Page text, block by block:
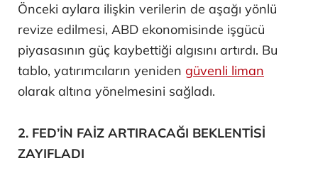
Önceki aylara ilişkin verilerin de aşağı yönlü
revize edilmesi, ABD ekonomisinde işgücü
piyasasının güç kaybettiği algısını artırdı. Bu
tablo, yatırımcıların yeniden güvenli liman
olarak altına yönelmesini sağladı.
2. FED’İN FAİZ ARTIRACAĞI BEKLENTİSİ
ZAYIFLADI